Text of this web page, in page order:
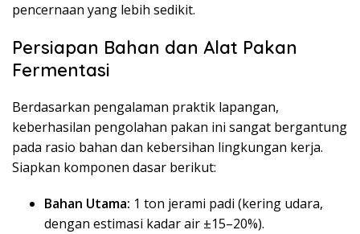
pencernaan yang lebih sedikit.
Persiapan Bahan dan Alat Pakan
Fermentasi
Berdasarkan pengalaman praktik lapangan,
keberhasilan pengolahan pakan ini sangat bergantung
pada rasio bahan dan kebersihan lingkungan kerja.
Siapkan komponen dasar berikut:
Bahan Utama: 1 ton jerami padi (kering udara,
dengan estimasi kadar air ±15–20%).